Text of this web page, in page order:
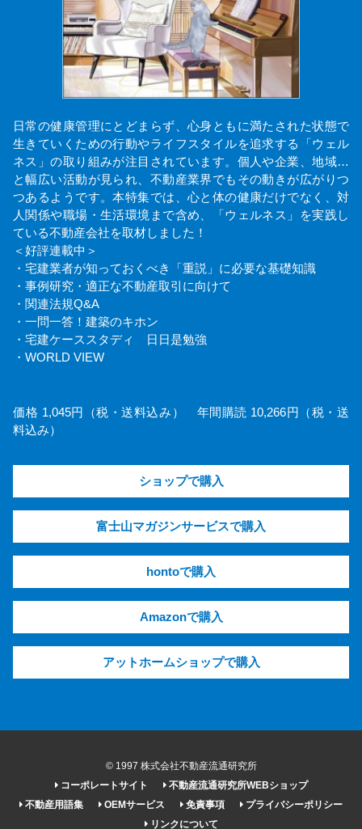
日常の健康管理にとどまらず、心身ともに満たされた状態で
生きていくための行動やライフスタイルを追求する「ウェル
ネス」の取り組みが注目されています。個人や企業、地域…
と幅広い活動が見られ、不動産業界でもその動きが広がりつ
つあるようです。本特集では、心と体の健康だけでなく、対
人関係や職場・生活環境まで含め、「ウェルネス」を実践し
ている不動産会社を取材しました！
＜好評連載中＞
・宅建業者が知っておくべき「重説」に必要な基礎知識
・事例研究・適正な不動産取引に向けて
・関連法規Q&A
・一問一答！建築のキホン
・宅建ケーススタディ 日日是勉強
・WORLD VIEW
価格 1,045円（税・送料込み） 年間購読 10,266円（税・送
料込み）
ショップで購入
富士山マガジンサービスで購入
hontoで購入
Amazonで購入
アットホームショップで購入
© 1997 株式会社不動産流通研究所
コーポレートサイト
不動産流通研究所WEBショップ
不動産用語集
OEMサービス 免責事項
プライバシーポリシー
リンクについて